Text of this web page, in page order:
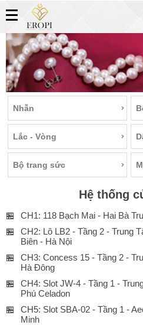
Nhẫn
Lắc - Vòng
Bộ trang sức
Hệ thống
🏪
CH1: 118 Bạch Mai - Hai Bà
🏪
CH2: Lô LB2 - Tầng 2 - Trung
Biên - Hà Nội
🏪
CH3: Concess 15 - Tầng 2 -
Hà Đông
🏪
CH4: Slot JW-4 - Tầng 1 -
Phú Celadon
🏪
CH5: Slot SBA-02 - Tầng 1 -
Minh